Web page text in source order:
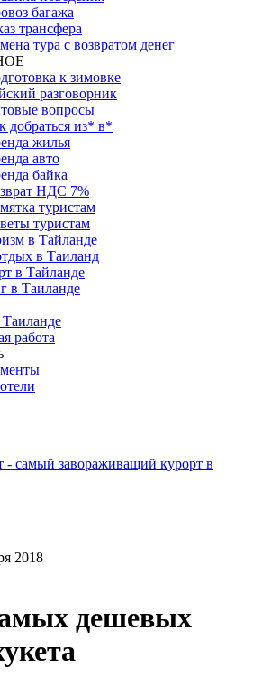
багажа
трансфера
тура с возвратом денег
к зимовке
разговорник
вопросы
добраться из* в*
жилья
авто
байка
НДС 7%
туристам
туристам
в Тайланде
в Таиланд
в Тайланде
в Таиланде
Таиланде
работа
- самый завораживащий курорт в
2018
дешевых